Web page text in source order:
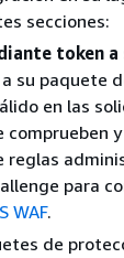
secciones:
token
su paquete
en las
reglas
para
WAF.
de